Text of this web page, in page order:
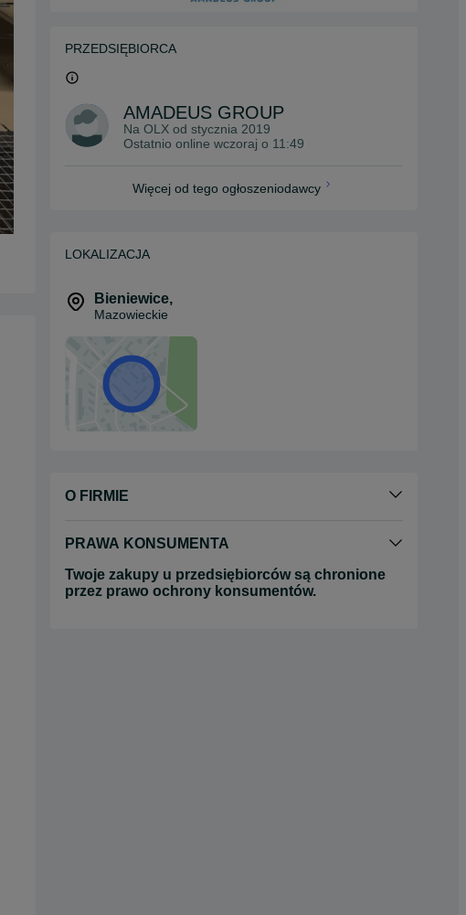
PRZEDSIĘBIORCA
AMADEUS GROUP
Na OLX od stycznia 2019
Ostatnio online wczoraj o 11:49
Więcej od tego ogłoszeniodawcy
LOKALIZACJA
Bieniewice,
Mazowieckie
O FIRMIE
PRAWA KONSUMENTA
Twoje zakupy u przedsiębiorców są chronione
przez prawo ochrony konsumentów.